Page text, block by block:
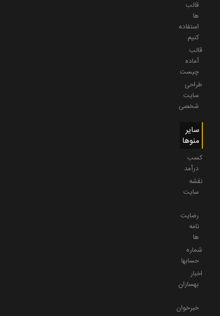
قالب
ها
استفاده
کنیم
قالب
آماده
چیست
طراحی
سایت
شخصی
سایر
منوها
کسب
درآمد
نقشه
سایت
رضایت
نامه
ها
شماره
حسابها
اخبار
بهسازان
خبرخوان